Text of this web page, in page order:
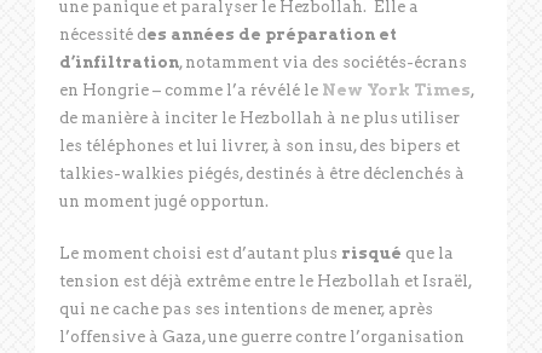
une panique et paralyser le Hezbollah. Elle a
nécessité des années de préparation et
d’infiltration, notamment via des sociétés-écrans
en Hongrie – comme l’a révélé le New York Times,
de manière à inciter le Hezbollah à ne plus utiliser
les téléphones et lui livrer, à son insu, des bipers et
talkies-walkies piégés, destinés à être déclenchés à
un moment jugé opportun.
Le moment choisi est d’autant plus risqué que la
tension est déjà extrême entre le Hezbollah et Israël,
qui ne cache pas ses intentions de mener, après
l’offensive à Gaza, une guerre contre l’organisation